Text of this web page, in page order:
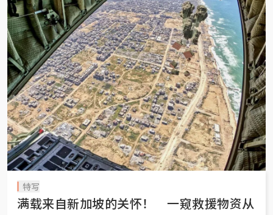
特写
满载来自新加坡的关怀！ 一窥救援物资从